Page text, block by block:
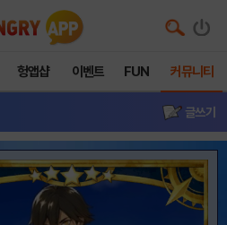
헝앱샵 이벤트 FUN 커뮤니티
글쓰기